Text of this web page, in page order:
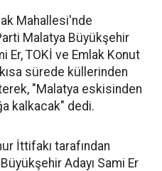
Mahallesi'nde
Malatya Büyükşehir
Er, TOKİ ve Emlak Konut
sürede küllerinden
"Malatya eskisinden
kalkacak" dedi.
İttifakı tarafından
Adayı Sami Er